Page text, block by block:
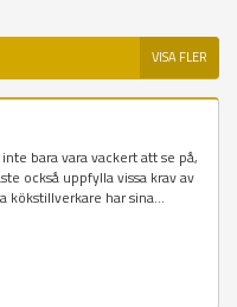
VISA FLER
bara vara vackert att se på,
också uppfylla vissa krav av
kökstillverkare har sina...